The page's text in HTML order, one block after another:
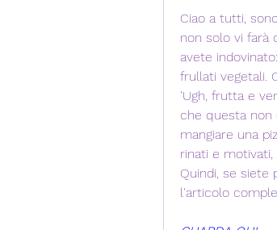
Ciao a tutti,
non solo vi farà
avete
frullati vegetali.
'Ugh, frutta e
che questa non
mangiare una
rinati e
Quindi, se siete
l'articolo